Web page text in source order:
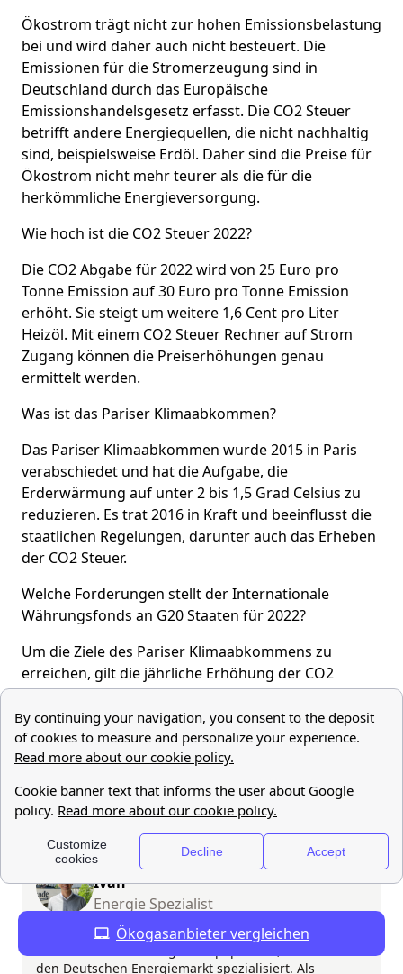
Ökogasanbieter vergleichen
Ökostrom trägt nicht zur hohen Emissionsbelastung
bei und wird daher auch nicht besteuert. Die
Emissionen für die Stromerzeugung sind in
Deutschland durch das Europäische
Emissionshandelsgesetz erfasst. Die CO2 Steuer
betrifft andere Energiequellen, die nicht nachhaltig
sind, beispielsweise Erdöl. Daher sind die Preise für
Ökostrom nicht mehr teurer als die für die
herkömmliche Energieversorgung.
Wie hoch ist die CO2 Steuer 2022?
Die CO2 Abgabe für 2022 wird von 25 Euro pro
Tonne Emission auf 30 Euro pro Tonne Emission
erhöht. Sie steigt um weitere 1,6 Cent pro Liter
Heizöl. Mit einem CO2 Steuer Rechner auf Strom
Zugang können die Preiserhöhungen genau
ermittelt werden.
Was ist das Pariser Klimaabkommen?
Das Pariser Klimaabkommen wurde 2015 in Paris
verabschiedet und hat die Aufgabe, die
Erderwärmung auf unter 2 bis 1,5 Grad Celsius zu
reduzieren. Es trat 2016 in Kraft und beeinflusst die
staatlichen Regelungen, darunter auch das Erheben
der CO2 Steuer.
Welche Forderungen stellt der Internationale
Währungsfonds an G20 Staaten für 2022?
Um die Ziele des Pariser Klimaabkommens zu
erreichen, gilt die jährliche Erhöhung der CO2
Steuer für die betroffenen Länder. Der
Internationale Währungsfonds fordert die G20
Staaten auf, bis zum Jahr 2030 einen Mindestpreis
von 75 Dollar pro Tonne CO2 zu erreichen.
Aktualisiert am 2 Dez, 2022
Ivan
Energie Spezialist
den Deutschen Energiemarkt spezialisiert. Als